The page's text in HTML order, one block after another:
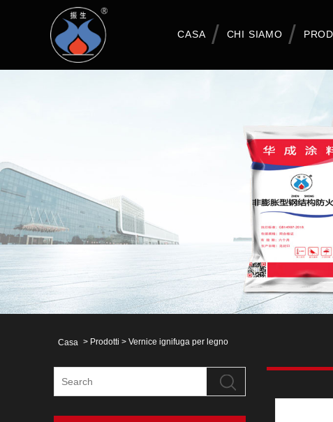
CASA CHI SIAMO
Casa > Prodotti > Vernice ignifuga per legno